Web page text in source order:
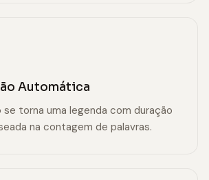
Automática
se torna uma legenda com duração
na contagem de palavras.